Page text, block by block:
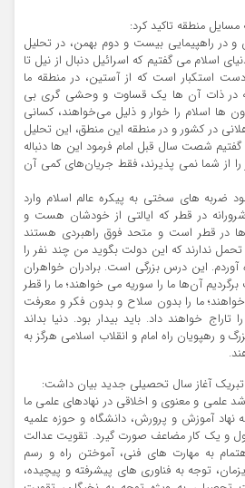
منطقه تاکید کرد:
و در راهپیمایی بیست و دوم بهمن، در تحلیل
اسلام می گفتیم که اسرائیل دنبال از نیل تا
استکبار است که از آستین، در منطقه ما
در ذات آن ها یک قساوت و وحشی گری بی
ها اسلام را خوار و ذلیل می‌خواهند، کسانی
در کشور و در منطقه این منطق، این تحلیل
شصت سال قبل امام فرمود این ها دنباله
را از شما نمی پذیرند، فقط جریان‌های کمی آن
های سختی به پیکره عالم اسلام وارد
در قطر که ایالتی از خودشان هست و
در قطر است و متحد فوق راهبردی هستند
تحمل ندارند که این دولت بگوید من چند نفر را
آوردم. این درس بزرگی است. برادران خواهران
برگردیم آن‌ها ما را سوریه می خواهند؛ ما را قطر
ما را بدون سلاح و بدون فکر و معرفت
خواهند داد. باید بیدار بود. دنیا بداند
و رهپویان راه امام و انقلاب اسلامی هرگز به
آغاز سال تحصیلی جدید بیان داشت:
علمی و معنوی و اخلاقی در نهادهای علمی ما
نهاد آموزش و پرورش، دانشگاه و حوزه علمیه
یک کار مضاعف صورت گیرد. تقویت عدالت
به مهارت های فنی، آموختن راه و رسم
توجه به فناوری های پیشرفته و پیچیده،